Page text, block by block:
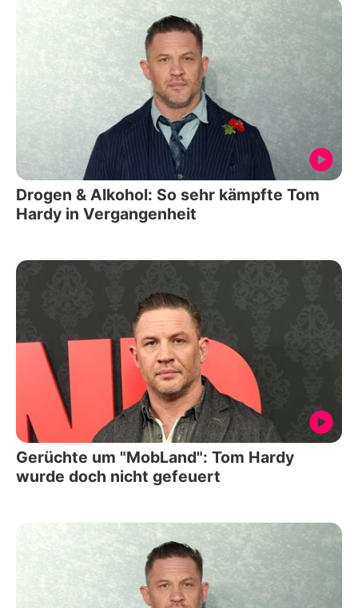
Drogen & Alkohol: So sehr kämpfte Tom
Hardy in Vergangenheit
Gerüchte um "MobLand": Tom Hardy
wurde doch nicht gefeuert